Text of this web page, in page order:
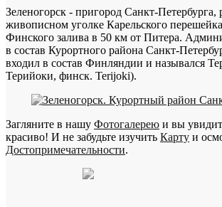
Зеленогорск - пригород Санкт-
живописном уголке Карельского
Финского залива в 50 км от Питера.
в состав Курортного района Санкт-
входил в состав Финляндии и назывался
Терийоки, финск. Terijoki).
Загляните в нашу Фотогалерею и вы
красиво! И не забудьте изучить Карту и
Достопримечательности.